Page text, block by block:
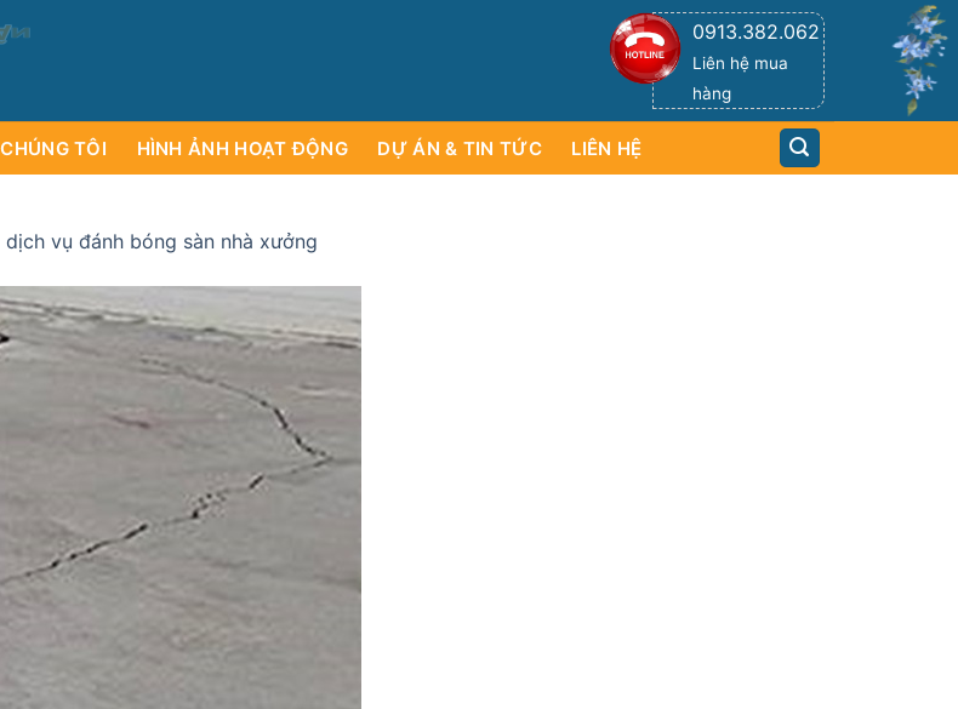
N 0913.382.062
Liên hệ mua
hàng
TÔI HÌNH ẢNH HOẠT ĐỘNG DỰ ÁN & TIN TỨC LIÊN HỆ
vụ đánh bóng sàn nhà xưởng